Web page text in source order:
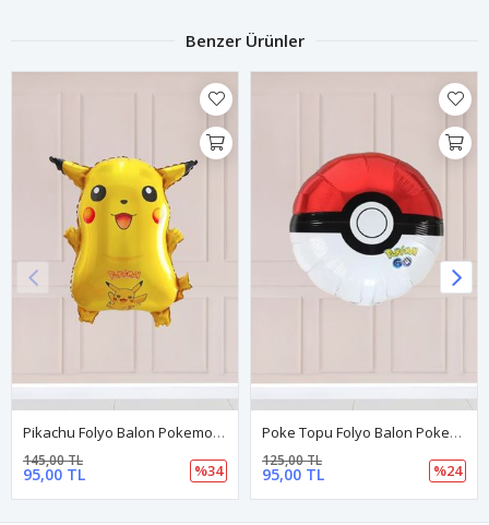
Benzer Ürünler
Pikachu Folyo Balon Pokemon Balonları
95,00 TL
145,00 TL
%34
Poke Topu Folyo Balon Pokemon Topu Balon Pokemon Tema Doğum Günü Balonları
95,00 TL
125,00 TL
%24